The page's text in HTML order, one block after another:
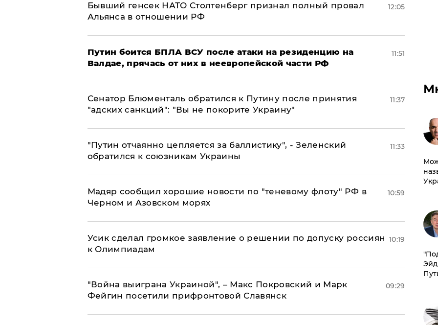
Бывший генсек НАТО Столтенберг признал полный провал
Альянса в отношении РФ
12:05
Путин боится БПЛА ВСУ после атаки на резиденцию на
Валдае, прячась от них в неевропейской части РФ
11:51
Сенатор Блюменталь обратился к Путину после принятия
"адских санкций": "Вы не покорите Украину"
11:37
"Путин отчаянно цепляется за баллистику", - Зеленский
обратился к союзникам Украины
11:33
Мадяр сообщил хорошие новости по "теневому флоту" РФ в
Черном и Азовском морях
10:59
Усик сделал громкое заявление о решении по допуску россиян
к Олимпиадам
10:19
"Война выиграна Украиной", – Макс Покровский и Марк
Фейгин посетили прифронтовой Славянск
09:29